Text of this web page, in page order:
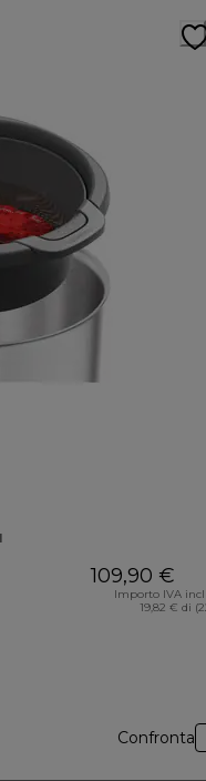
109,90 €
Importo IVA
19,82 € di
Confronta